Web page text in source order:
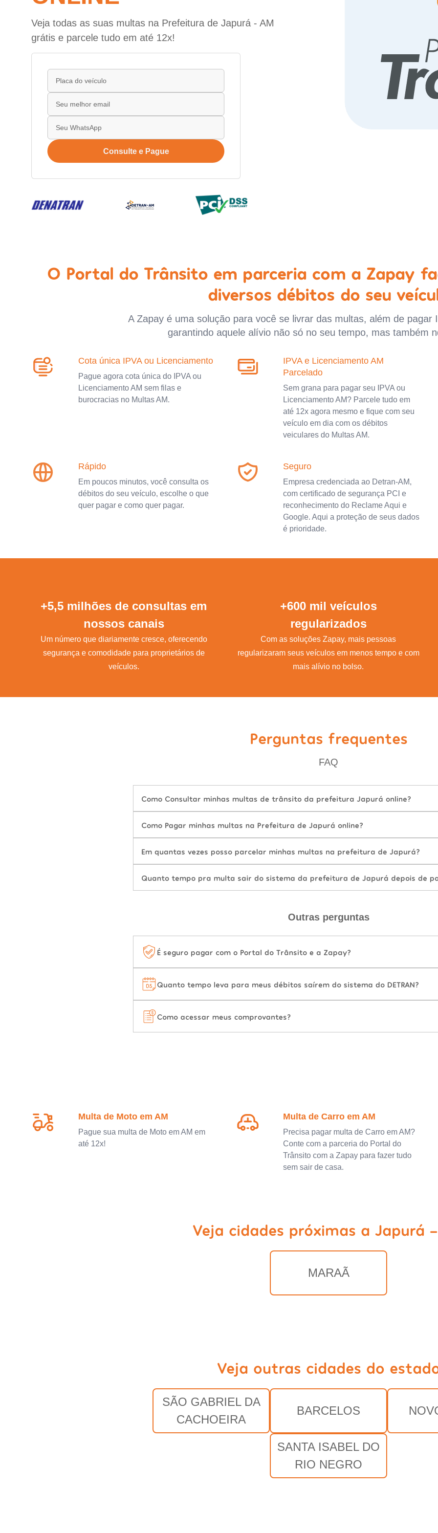
Veja todas as suas multas na Prefeitura de Japurá - AM
grátis e parcele tudo em até 12x!
Consulte e Pague
O Portal do Trânsito em parceria com a Zapay
diversos débitos do seu
A Zapay é uma solução para você se livrar das multas, além de pagar
garantindo aquele alívio não só no seu tempo, mas também
Cota única IPVA ou Licenciamento
Pague agora cota única do IPVA ou
Licenciamento AM sem filas e
burocracias no Multas AM.
IPVA e Licenciamento AM
Parcelado
Sem grana para pagar seu IPVA ou
Licenciamento AM? Parcele tudo em
até 12x agora mesmo e fique com seu
veículo em dia com os débitos
veiculares do Multas AM.
Rápido
Em poucos minutos, você consulta os
débitos do seu veículo, escolhe o que
quer pagar e como quer pagar.
Seguro
Empresa credenciada ao Detran-AM,
com certificado de segurança PCI e
reconhecimento do Reclame Aqui e
Google. Aqui a proteção de seus dados
é prioridade.
+5,5 milhões de consultas em
nossos canais
Um número que diariamente cresce, oferecendo
segurança e comodidade para proprietários de
veículos.
+600 mil veículos
regularizados
Com as soluções Zapay, mais pessoas
regularizaram seus veículos em menos tempo e com
mais alívio no bolso.
Perguntas frequentes
FAQ
Como Consultar minhas multas de trânsito da prefeitura Japurá online?
Como Pagar minhas multas na Prefeitura de Japurá online?
Em quantas vezes posso parcelar minhas multas na prefeitura de Japurá?
Quanto tempo pra multa sair do sistema da prefeitura de Japurá depois de
Outras perguntas
É seguro pagar com o Portal do Trânsito e a Zapay?
Quanto tempo leva para meus débitos saírem do sistema do DETRAN?
Como acessar meus comprovantes?
Multa de Moto em AM
Pague sua multa de Moto em AM em
até 12x!
Multa de Carro em AM
Precisa pagar multa de Carro em AM?
Conte com a parceria do Portal do
Trânsito com a Zapay para fazer tudo
sem sair de casa.
Veja cidades próximas a Japurá
MARAÃ
Veja outras cidades do
SÃO GABRIEL DA
CACHOEIRA
BARCELOS
SANTA ISABEL DO
RIO NEGRO